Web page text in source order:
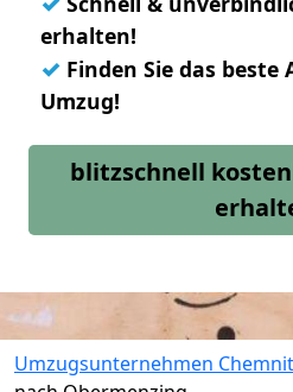
erhalten!
✓ Finden Sie das
Umzug!
blitzschnell
Umzugsunternehmen